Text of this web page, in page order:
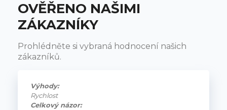
OVĚŘENO NAŠIMI
ZÁKAZNÍKY
Prohlédněte si vybraná hodnocení našich
zákazníků.
Výhody:
Rychlost
Celkový názor: